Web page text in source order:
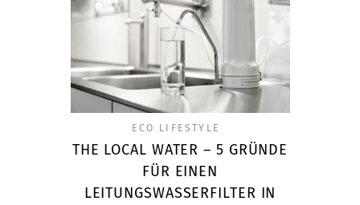
ECO LIFESTYLE
THE LOCAL WATER – 5 GRÜNDE
FÜR EINEN
LEITUNGSWASSERFILTER IN